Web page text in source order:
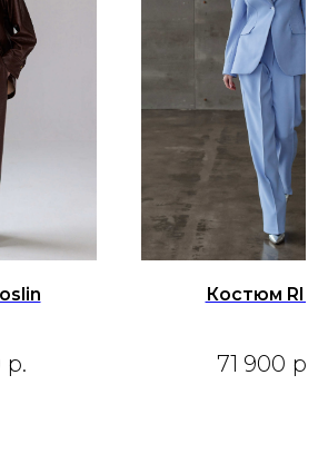
р.
Костюм RIKI
71 900 р.